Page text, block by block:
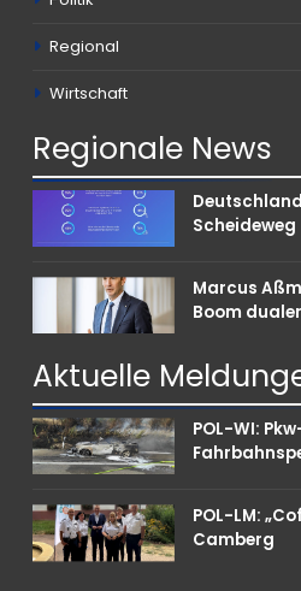
Regional
Wirtschaft
Regionale News
Scheideweg
Marcus
Boom
punkten
Aktuelle
POL-WI:
POL-LM:
Camberg